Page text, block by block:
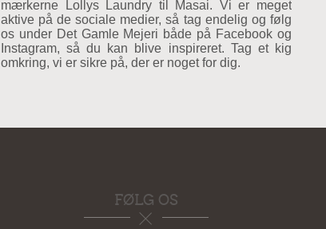
mærkerne Lollys Laundry til Masai. Vi er meget
aktive på de sociale medier, så tag endelig og følg
os under Det Gamle Mejeri både på Facebook og
Instagram, så du kan blive inspireret. Tag et kig
omkring, vi er sikre på, der er noget for dig.
FØLG OS